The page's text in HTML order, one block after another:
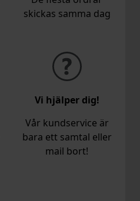
skickas samma dag
Vi hjälper dig!
Vår kundservice är
bara ett samtal eller
mail bort!